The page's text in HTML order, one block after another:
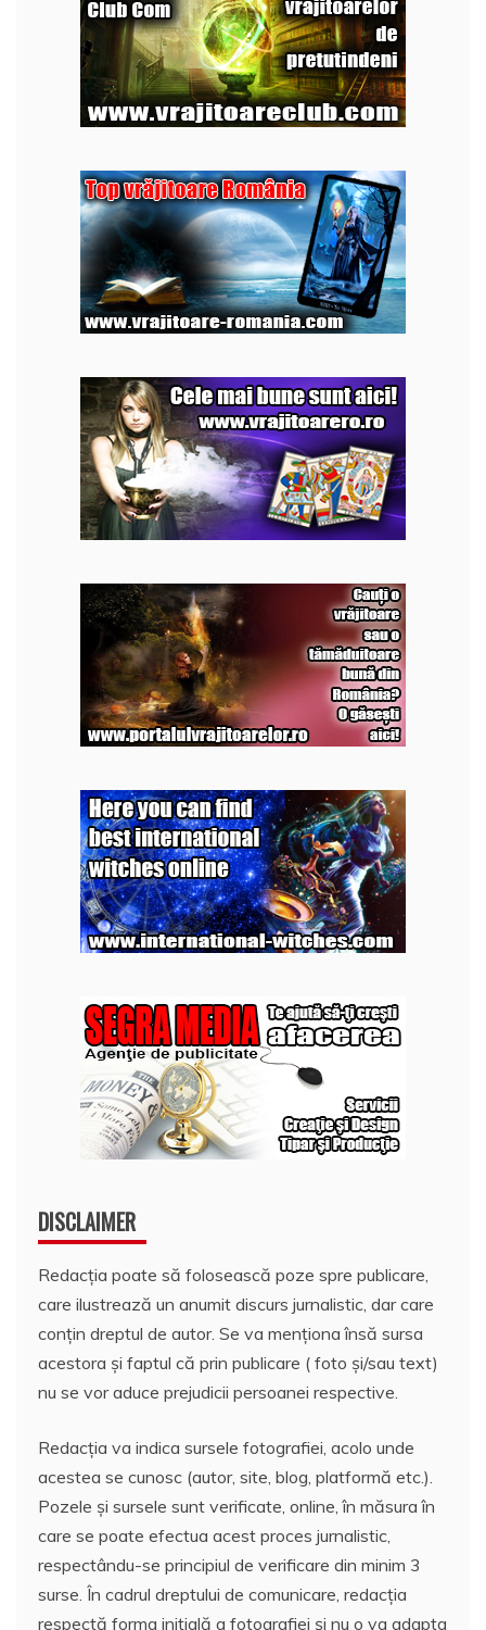
DISCLAIMER
Redacția poate să folosească poze spre publicare,
care ilustrează un anumit discurs jurnalistic, dar care
conțin dreptul de autor. Se va menționa însă sursa
acestora și faptul că prin publicare ( foto și/sau text)
nu se vor aduce prejudicii persoanei respective.
Redacția va indica sursele fotografiei, acolo unde
acestea se cunosc (autor, site, blog, platformă etc.).
Pozele și sursele sunt verificate, online, în măsura în
care se poate efectua acest proces jurnalistic,
respectându-se principiul de verificare din minim 3
surse. În cadrul dreptului de comunicare, redacția
respectă forma inițială a fotografiei și nu o va adapta